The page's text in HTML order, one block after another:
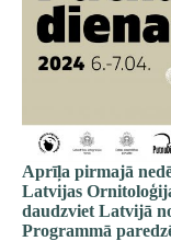
Aprīļa pirmajā
Latvijas
daudzviet Latvijā
Programmā